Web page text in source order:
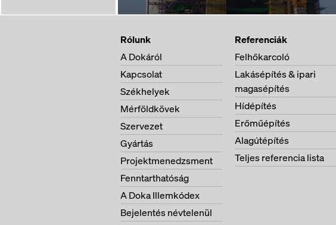
Rólunk
A Dokáról
Kapcsolat
Székhelyek
Mérföldkövek
Szervezet
Gyártás
Projektmenedzsment
Fenntarthatóság
A Doka Illemkódex
Bejelentés névtelenül
Referenciák
Felhőkarcoló
Lakásépítés & ipari
magasépítés
Hídépítés
Erőműépítés
Alagútépítés
Teljes referencia lista